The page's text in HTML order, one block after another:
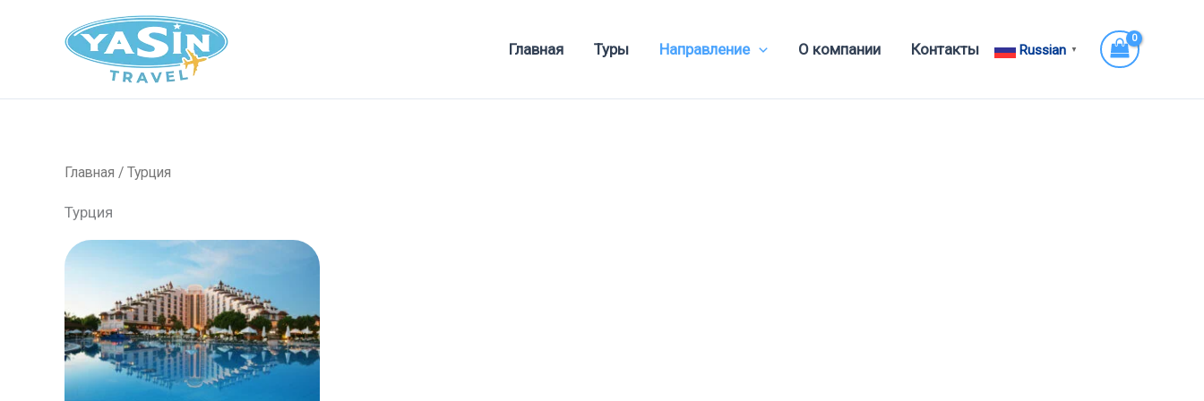
содержимому
Главная Туры Направление О компании Контакты Russian ▼
Главная / Турция
Турция